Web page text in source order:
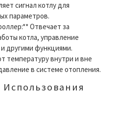
сигнал котлу для
параметров.
Отвечает за
котла, управление
другими функциями.
температуру внутри и вне
в системе отопления.